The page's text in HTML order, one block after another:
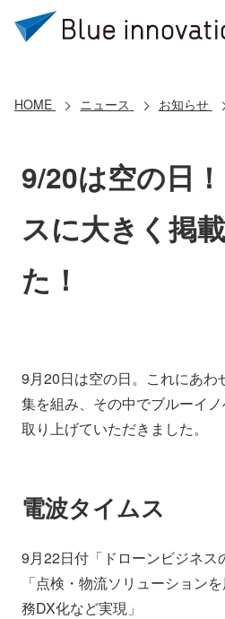
導入事
コアテク
会社情報
HOME ニュース お知らせ
9/20は空の日
スに大きく掲
た！
9月20日は空の日。これにあわ
集を組み、その中でブルーイ
取り上げていただきました。
電波タイムス
9月22日付「ドローンビジネス
「点検・物流ソリューション
務DX化など実現」